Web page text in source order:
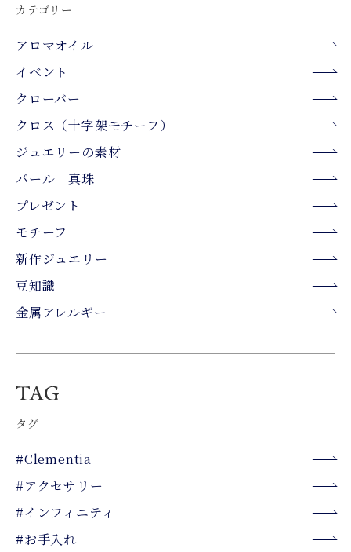
カテゴリー
アロマオイル
イベント
クローバー
クロス（十字架モチーフ）
ジュエリーの素材
パール 真珠
プレゼント
モチーフ
新作ジュエリー
豆知識
金属アレルギー
タグ
#Clementia
#アクセサリー
#インフィニティ
#お手入れ